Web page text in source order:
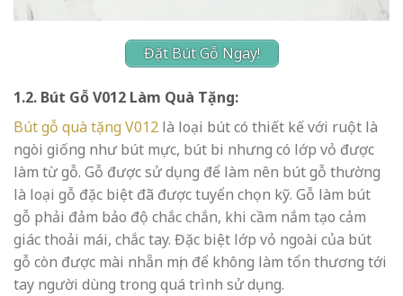
Đặt Bút Gỗ Ngay!
1.2. Bút Gỗ V012 Làm Quà Tặng:
Bút gỗ quà tặng V012 là loại bút có thiết kế với ruột là
ngòi giống như bút mực, bút bi nhưng có lớp vỏ được
làm từ gỗ. Gỗ được sử dụng để làm nên bút gỗ thường
là loại gỗ đặc biệt đã được tuyển chọn kỹ. Gỗ làm bút
gỗ phải đảm bảo độ chắc chắn, khi cầm nắm tạo cảm
giác thoải mái, chắc tay. Đặc biệt lớp vỏ ngoài của bút
gỗ còn được mài nhẵn mịn để không làm tổn thương tới
tay người dùng trong quá trình sử dụng.